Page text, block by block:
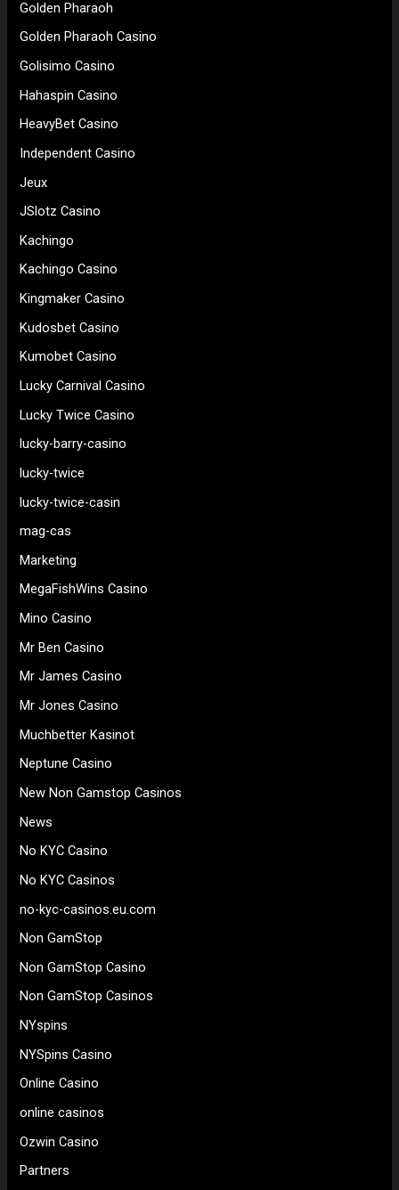
Golden Pharaoh
Golden Pharaoh Casino
Golisimo Casino
Hahaspin Casino
HeavyBet Casino
Independent Casino
Jeux
JSlotz Casino
Kachingo
Kachingo Casino
Kingmaker Casino
Kudosbet Casino
Kumobet Casino
Lucky Carnival Casino
Lucky Twice Casino
lucky-barry-casino
lucky-twice
lucky-twice-casin
mag-cas
Marketing
MegaFishWins Casino
Mino Casino
Mr Ben Casino
Mr James Casino
Mr Jones Casino
Muchbetter Kasinot
Neptune Casino
New Non Gamstop Casinos
News
No KYC Casino
No KYC Casinos
no-kyc-casinos.eu.com
Non GamStop
Non GamStop Casino
Non GamStop Casinos
NYspins
NYSpins Casino
Online Casino
online casinos
Ozwin Casino
Partners